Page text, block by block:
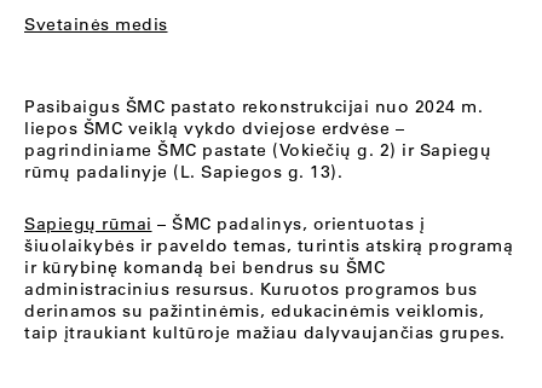
Svetainės medis
Pasibaigus ŠMC pastato rekonstrukcijai nuo 2024 m.
liepos ŠMC veiklą vykdo dviejose erdvėse –
pagrindiniame ŠMC pastate (Vokiečių g. 2) ir Sapiegų
rūmų padalinyje (L. Sapiegos g. 13).
Sapiegų rūmai – ŠMC padalinys, orientuotas į
šiuolaikybės ir paveldo temas, turintis atskirą programą
ir kūrybinę komandą bei bendrus su ŠMC
administracinius resursus. Kuruotos programos bus
derinamos su pažintinėmis, edukacinėmis veiklomis,
taip įtraukiant kultūroje mažiau dalyvaujančias grupes.